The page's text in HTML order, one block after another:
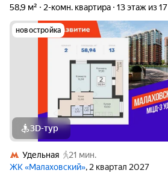
58,9 м²
2-комн. квартира 13 этаж из 17
новостройка
3D-тур
Удельная
21 мин.
ЖК «Малаховский», 2 квартал 2027